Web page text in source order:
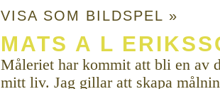
VISA SOM BILDSPEL »
MATS A L
Måleriet har kommit att bli en av
mitt liv. Jag gillar att skapa